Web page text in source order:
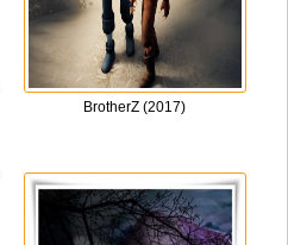
BrotherZ (2017)